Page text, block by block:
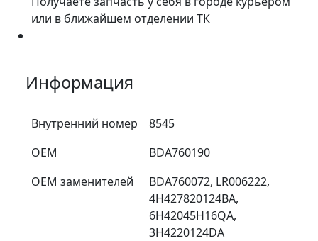
или в ближайшем отделении ТК
Информация
Внутренний номер
8545
ОЕМ
BDA760190
ОЕМ заменителей
BDA760072, LR006222,
4H427820124BA,
6H42045H16QA,
3H4220124DA